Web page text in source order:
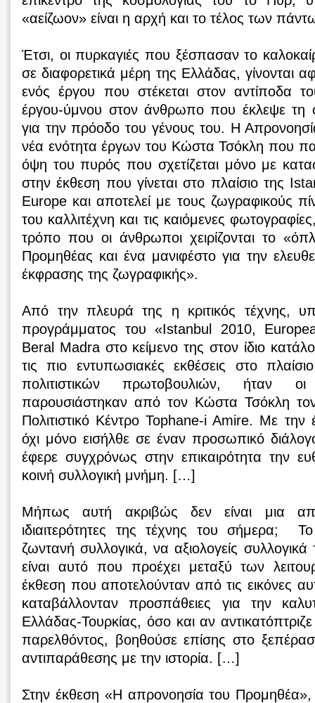
«αείζωον» είναι η αρχή και το τέλος των
Έτσι, οι πυρκαγιές που ξέσπασαν το
σε διαφορετικά μέρη της Ελλάδας, γίνονται
ενός έργου που στέκεται στον αντίποδα
έργου-ύμνου στον άνθρωπο που έκλεψε τη
για την πρόοδο του γένους του. Η
νέα ενότητα έργων του Κώστα Τσόκλη που
όψη του πυρός που σχετίζεται μόνο με
στην έκθεση που γίνεται στο πλαίσιο της
Europe και αποτελεί με τους ζωγραφικούς
του καλλιτέχνη και τις καιόμενες
τρόπο που οι άνθρωποι χειρίζονται το
Προμηθέας και ένα μανιφέστο για την
έκφρασης της ζωγραφικής».
Από την πλευρά της η κριτικός τέχνης,
προγράμματος του «Istanbul 2010,
Βeral Madra στο κείμενο της στον ίδιο
τις πιο εντυπωσιακές εκθέσεις στο
πολιτιστικών πρωτοβουλιών, ήταν
παρουσιάστηκαν από τον Κώστα Τσόκλη
Πολιτιστικό Κέντρο Tophane-i Amire. Με
όχι μόνο εισήλθε σε έναν προσωπικό
έφερε συγχρόνως στην επικαιρότητα την
κοινή συλλογική μνήμη. […]
Μήπως αυτή ακριβώς δεν είναι μια
ιδιαιτερότητες της τέχνης του σήμερα;
ζωντανή συλλογικά, να αξιολογείς
είναι αυτό που προέχει μεταξύ των
έκθεση που αποτελούνταν από τις εικόνες
καταβάλλονταν προσπάθειες για την
Ελλάδας-Τουρκίας, όσο και αν
παρελθόντος, βοηθούσε επίσης στο
αντιπαράθεσης με την ιστορία. […]
Στην έκθεση «Η απρονοησία του